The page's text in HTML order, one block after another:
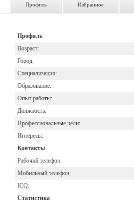
Профиль Избранное
Профиль
Возраст:
Город:
Специализация:
Образование:
Опыт работы:
Должность:
Профессиональные цели:
Интересы:
Контакты
Рабочий телефон:
Мобильный телефон:
ICQ:
Статистика